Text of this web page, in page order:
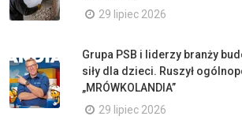
29 lipiec 2026
Grupa PSB i liderzy branży
siły dla dzieci. Ruszył
„MRÓWKOLANDIA”
29 lipiec 2026